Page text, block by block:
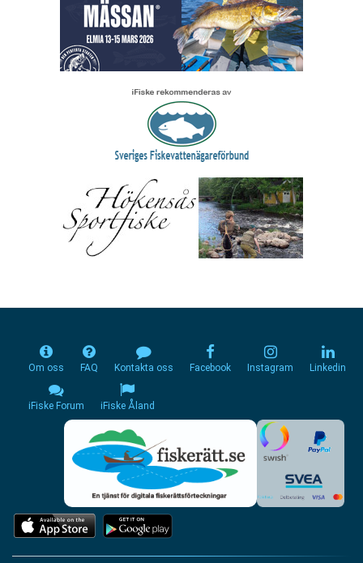
Om oss FAQ Kontakta oss Facebook Instagram Linkedin
iFiske Forum iFiske Åland